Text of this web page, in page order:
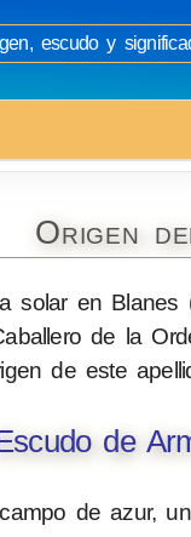
escudo y
Origen
solar en
de la
de este
de
de azur,